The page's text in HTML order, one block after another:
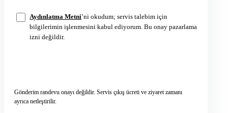
Aydınlatma Metni’ni okudum; servis talebim için
bilgilerimin işlenmesini kabul ediyorum. Bu onay pazarlama
izni değildir.
Gönderim randevu onayı değildir. Servis çıkış ücreti ve ziyaret zamanı
ayrıca netleştirilir.